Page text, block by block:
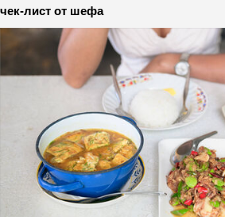
чек-лист от шефа